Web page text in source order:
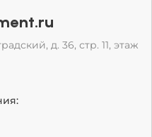
д. 36, стр. 11, этаж